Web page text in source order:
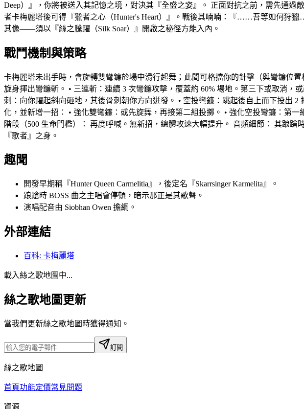
Deep）』，你將被送入其記憶之境，對決其『全盛之姿』。 正面對抗之前，需先通過
者卡梅麗塔後可得『獵者之心（Hunter's Heart）』。戰後其喃喃：『……吾等如何
其像——須以『絲之騰躍（Silk Soar）』開啟之秘徑方能入內。
戰鬥機制與策略
卡梅麗塔未出手時，會旋轉雙彎鐮於場中滑行起舞；此間可格擋你的針擊（與彎鐮位
旋身揮出彎鐮斬。 • 三連斬：連續 3 次彎鐮攻擊，覆蓋約 60% 場地。第三下或取消
刺：向你躍起斜向砸地，其後骨刺朝你方向迸發。 • 空投彎鐮：跳起後自上而下投出
化，並新增一招： • 強化雙彎鐮：或先旋舞，再接第二組投擲。 • 強化空投彎鐮：第
階段（500 生命門檻）： 再度呼喊。無新招，總體攻速大幅提升。 音頻細節： 其踉
『歌者』之身。
趣聞
開發早期稱『Hunter Queen Carmelitia』，後定名『Skarrsinger Karmelita』。
踉蹌時 BOSS 曲之主唱會停頓，暗示那正是其歌聲。
演唱配音由 Siobhan Owen 擔綱。
外部連結
百科: 卡梅麗塔
載入絲之歌地圖中...
絲之歌地圖更新
當我們更新絲之歌地圖時獲得通知。
訂閱
絲之歌地圖
首頁功能定價常見問題
資源